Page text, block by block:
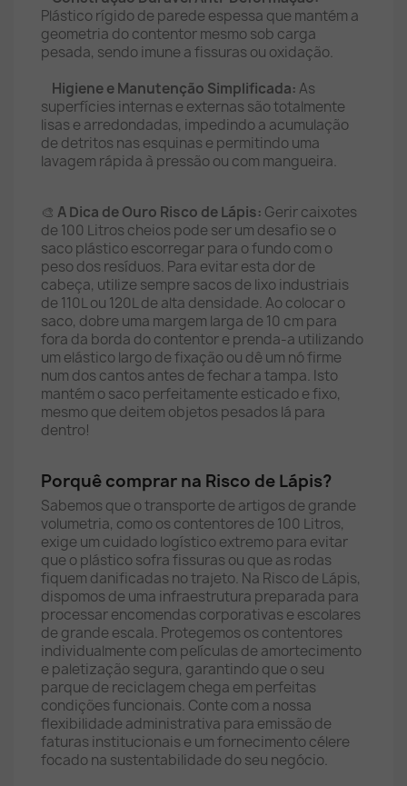
Plástico rígido de parede espessa que mantém a
geometria do contentor mesmo sob carga
pesada, sendo imune a fissuras ou oxidação.
Higiene e Manutenção Simplificada:As
superfícies internas e externas são totalmente
lisas e arredondadas, impedindo a acumulação
de detritos nas esquinas e permitindo uma
lavagem rápida à pressão ou com mangueira.
🎨 A Dica de Ouro Risco de Lápis: Gerir caixotes
de 100 Litros cheios pode ser um desafio se o
saco plástico escorregar para o fundo com o
peso dos resíduos. Para evitar esta dor de
cabeça, utilize sempre sacos de lixo industriais
de 110L ou 120L de alta densidade. Ao colocar o
saco, dobre uma margem larga de 10 cm para
fora da borda do contentor e prenda-a utilizando
um elástico largo de fixação ou dê um nó firme
num dos cantos antes de fechar a tampa. Isto
mantém o saco perfeitamente esticado e fixo,
mesmo que deitem objetos pesados lá para
dentro!
Porquê comprar na Risco de Lápis?
Sabemos que o transporte de artigos de grande
volumetria, como os contentores de 100 Litros,
exige um cuidado logístico extremo para evitar
que o plástico sofra fissuras ou que as rodas
fiquem danificadas no trajeto. Na Risco de Lápis,
dispomos de uma infraestrutura preparada para
processar encomendas corporativas e escolares
de grande escala. Protegemos os contentores
individualmente com películas de amortecimento
e paletização segura, garantindo que o seu
parque de reciclagem chega em perfeitas
condições funcionais. Conte com a nossa
flexibilidade administrativa para emissão de
faturas institucionais e um fornecimento célere
focado na sustentabilidade do seu negócio.